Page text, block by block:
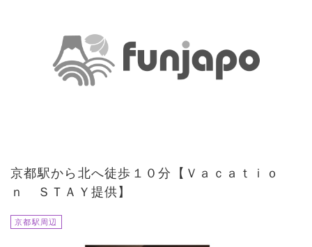
京都駅から北へ徒歩１０分【Ｖａｃａｔｉｏ
ｎ ＳＴＡＹ提供】
京都駅周辺